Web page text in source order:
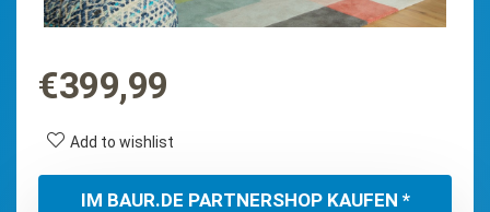
€399,99
Add to wishlist
IM BAUR.DE PARTNERSHOP KAUFEN *